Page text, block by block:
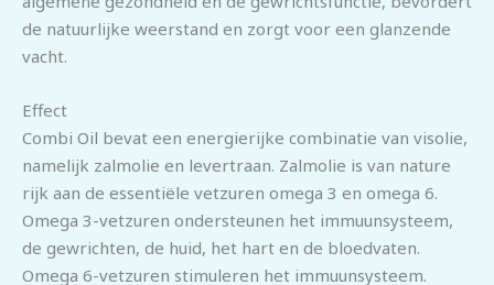
de natuurlijke weerstand en zorgt voor een glanzende
vacht.
Effect
Combi Oil bevat een energierijke combinatie van visolie,
namelijk zalmolie en levertraan. Zalmolie is van nature
rijk aan de essentiële vetzuren omega 3 en omega 6.
Omega 3-vetzuren ondersteunen het immuunsysteem,
de gewrichten, de huid, het hart en de bloedvaten.
Omega 6-vetzuren stimuleren het immuunsysteem.